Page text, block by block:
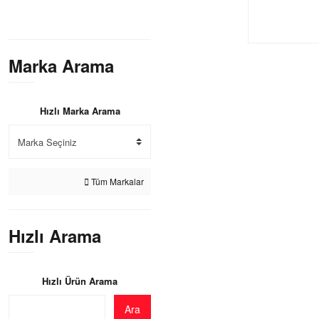
Marka Arama
Hızlı Marka Arama
Tüm Markalar
Hızlı Arama
Hızlı Ürün Arama
Ara